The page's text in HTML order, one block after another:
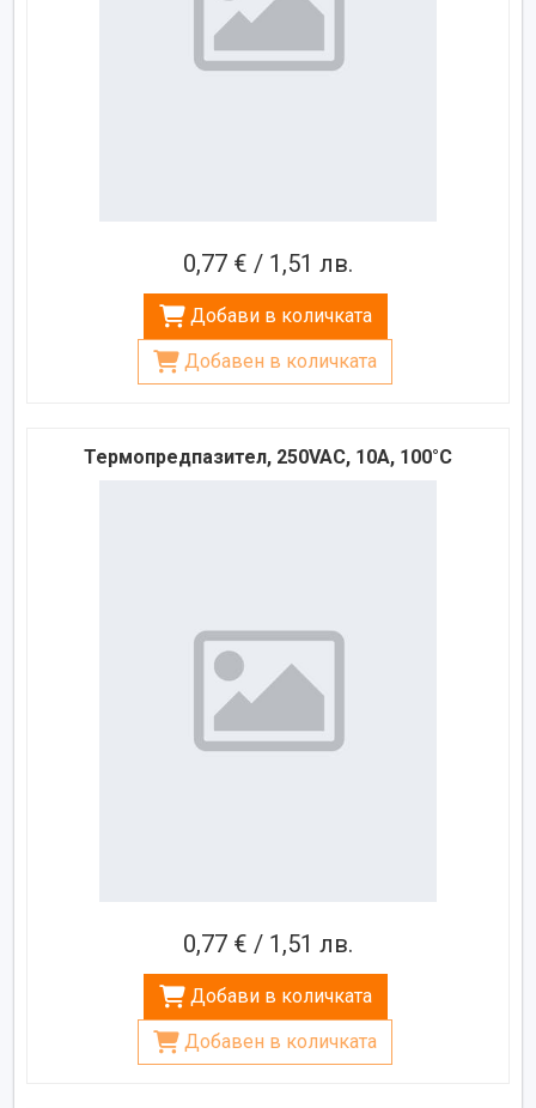
0,77 € / 1,51 лв.
Добави в количката
Добавен в количката
Термопредпазител, 250VAC, 10A, 100°C
0,77 € / 1,51 лв.
Добави в количката
Добавен в количката